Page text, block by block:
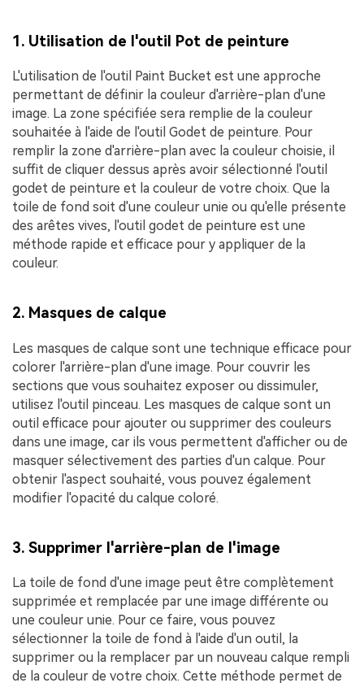
1. Utilisation de l'outil Pot de peinture
L'utilisation de l'outil Paint Bucket est une approche
permettant de définir la couleur d'arrière-plan d'une
image. La zone spécifiée sera remplie de la couleur
souhaitée à l'aide de l'outil Godet de peinture. Pour
remplir la zone d'arrière-plan avec la couleur choisie, il
suffit de cliquer dessus après avoir sélectionné l'outil
godet de peinture et la couleur de votre choix. Que la
toile de fond soit d'une couleur unie ou qu'elle présente
des arêtes vives, l'outil godet de peinture est une
méthode rapide et efficace pour y appliquer de la
couleur.
2. Masques de calque
Les masques de calque sont une technique efficace pour
colorer l'arrière-plan d'une image. Pour couvrir les
sections que vous souhaitez exposer ou dissimuler,
utilisez l'outil pinceau. Les masques de calque sont un
outil efficace pour ajouter ou supprimer des couleurs
dans une image, car ils vous permettent d'afficher ou de
masquer sélectivement des parties d'un calque. Pour
obtenir l'aspect souhaité, vous pouvez également
modifier l'opacité du calque coloré.
3. Supprimer l'arrière-plan de l'image
La toile de fond d'une image peut être complètement
supprimée et remplacée par une image différente ou
une couleur unie. Pour ce faire, vous pouvez
sélectionner la toile de fond à l'aide d'un outil, la
supprimer ou la remplacer par un nouveau calque rempli
de la couleur de votre choix. Cette méthode permet de